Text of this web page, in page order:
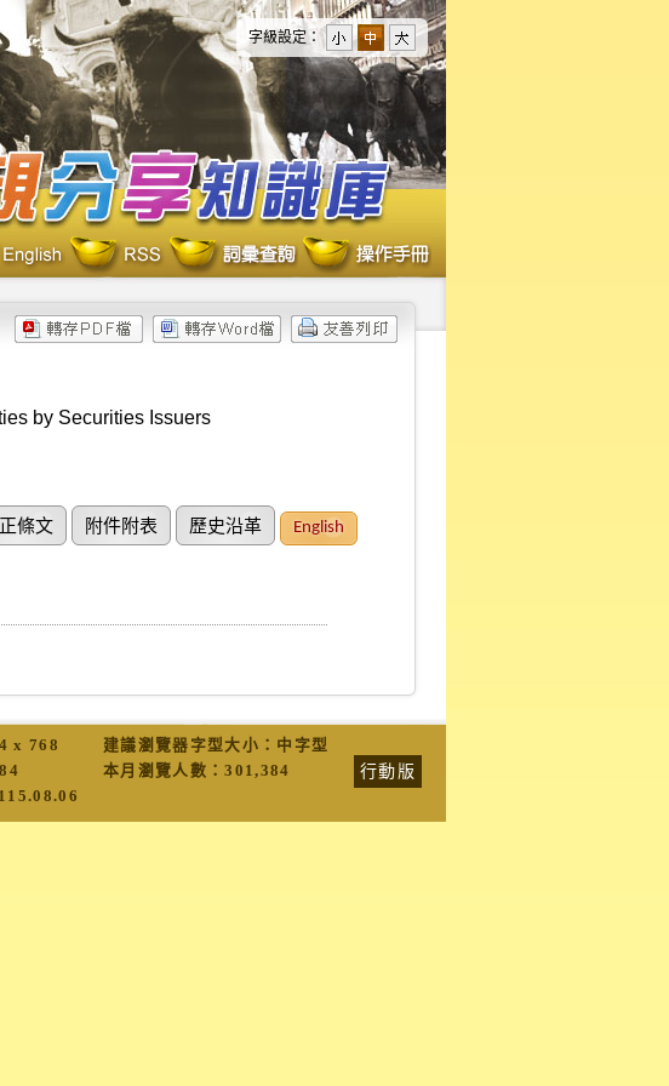
字級設定：
by Securities Issuers
條文 附件附表 歷史沿革 English
x 768 建議瀏覽器字型大小：中字型
行動版
本月瀏覽人數：301,384
115.08.06